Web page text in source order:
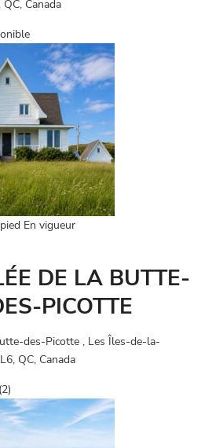
Canada
En vigueur
DE LA BUTTE-
PICOTTE
des-Picotte , Les Îles-de-la-
QC, Canada